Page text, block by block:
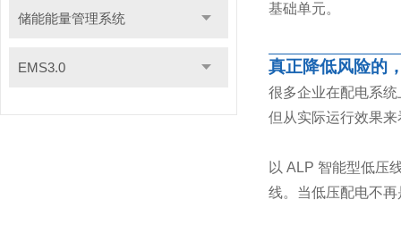
储能能量管理系统
EMS3.0
基础单元。
真正降低风险的
很多企业在配电系
但从实际运行效果
以 ALP 智能型低压
线。当低压配电不